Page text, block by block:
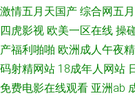
服AV 韩日精品中文 91国产精
福利18 性交影片 福利片偷拍二
先锋资源av熟女 韩欧美日久 91
激情五月天国产 综合网五
四虎影视 欧美一区在线 操
产福利啪啪 欧洲成人午夜
码射精网站 18成年人网站
免费电影在线观看 亚洲ab